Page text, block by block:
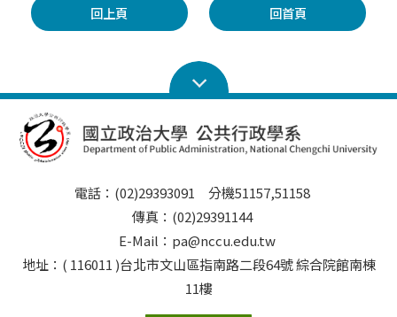
回上頁 回首頁
電話：(02)29393091 分機51157,51158
傳真：(02)29391144
E-Mail：pa@nccu.edu.tw
地址：( 116011 )台北市文山區指南路二段64號 綜合院館南棟
11樓